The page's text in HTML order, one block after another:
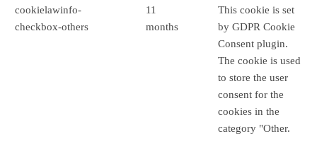
cookielawinfo-
checkbox-others
11
months
This cookie is set
by GDPR Cookie
Consent plugin.
The cookie is used
to store the user
consent for the
cookies in the
category "Other.